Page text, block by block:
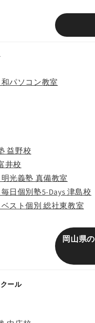
和パソコン教室
益野校
井校
明光義塾 真備教室
日個別塾5-Days 津島校
ベスト個別 総社東教室
岡山県
ール